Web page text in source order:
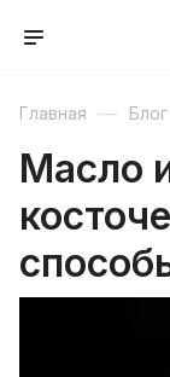
Главная — Блог
Масло